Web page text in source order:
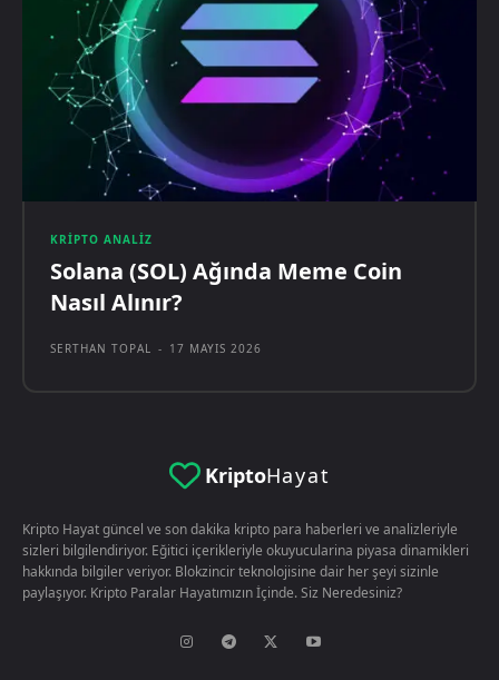
KRIPTO ANALIZ
Solana (SOL) Ağında Meme Coin
Nasıl Alınır?
SERTHAN TOPAL - 17 MAYIS 2026
KriptoHayat
Kripto Hayat güncel ve son dakika kripto para haberleri ve analizleriyle
sizleri bilgilendiriyor. Eğitici içerikleriyle okuyucularina piyasa dinamikleri
hakkında bilgiler veriyor. Blokzincir teknolojisine dair her şeyi sizinle
paylaşıyor. Kripto Paralar Hayatımızın İçinde. Siz Neredesiniz?